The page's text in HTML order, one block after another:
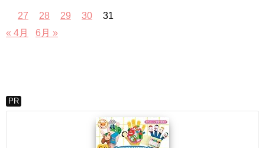
27 28 29 30
31
« 4月
6月 »
PR